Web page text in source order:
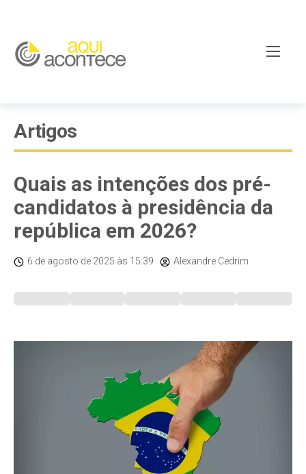
Artigos
Quais as intenções dos pré-
candidatos à presidência da
república em 2026?
6 de agosto de 2025 às 15:39 Alexandre Cedrim